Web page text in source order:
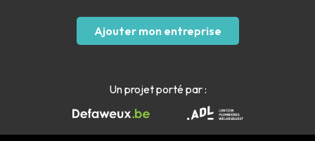
Ajouter mon entreprise
Un projet porté par :